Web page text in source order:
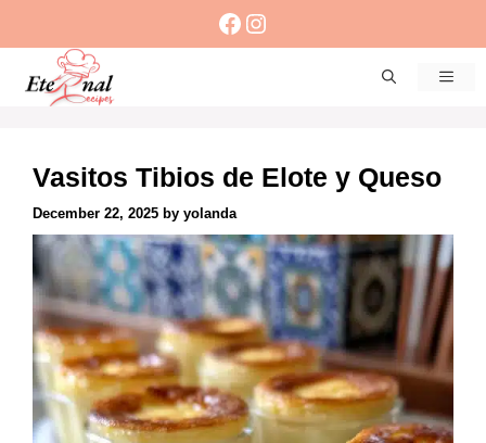
content
Facebook
Instagram
Vasitos Tibios de Elote y Queso
December 22, 2025 by yolanda